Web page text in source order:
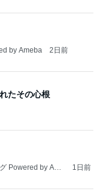
by Ameba 2日前
たその心根
Powered by Ame
1日前